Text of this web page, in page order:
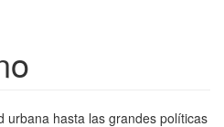
urbana hasta las grandes políticas